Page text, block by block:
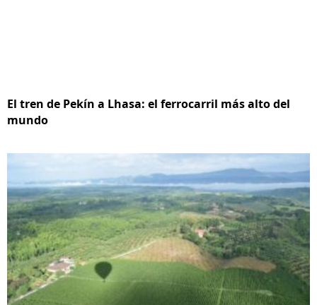
El tren de Pekín a Lhasa: el ferrocarril más alto del
mundo